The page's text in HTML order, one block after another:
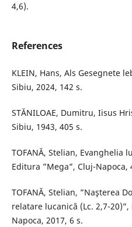
4,6).
References
KLEIN, Hans, Als Gesegnete
Sibiu, 2024, 142 s.
STĂNILOAE, Dumitru, Iisus
Sibiu, 1943, 405 s.
TOFANĂ, Stelian, Evanghelia
Editura ”Mega”, Cluj-Napoca,
TOFANĂ, Stelian, ”Naşterea
relatare lucanică (Lc. 2,7-
Napoca, 2017, 6 s.